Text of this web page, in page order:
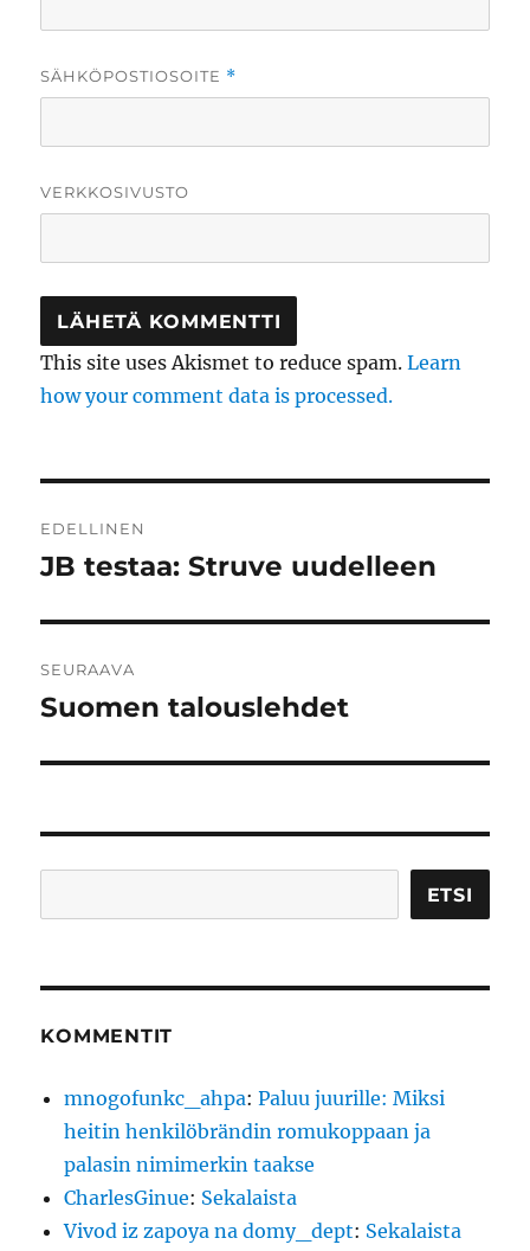
SÄHKÖPOSTIOSOITE *
VERKKOSIVUSTO
This site uses Akismet to reduce spam.Learn
how your comment data is processed.
selaus
EDELLINEN
Edellinen
JB testaa: Struve uudelleen
SEURAAVA
Seuraava
Suomen talouslehdet
ETSI
KOMMENTIT
mnogofunkc_ahpa:Paluu juurille: Miksi
heitin henkilöbrändin romukoppaan ja
palasin nimimerkin taakse
CharlesGinue: Sekalaista
Vivod iz zapoya na domy_dept: Sekalaista